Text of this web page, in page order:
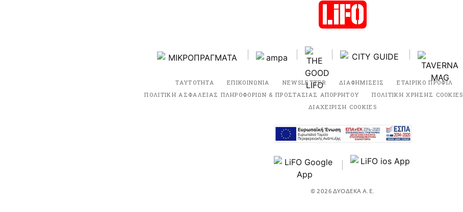
ΤΑΥΤΟΤΗΤΑ ΕΠΙΚΟΙΝΩΝΙΑ NEWSLETTER ΔΙΑΦΗΜΙΣΕΙΣ ΕΤΑΙΡΙΚΟ ΠΡΟΦΙΛ
ΠΟΛΙΤΙΚΗ ΑΣΦΑΛΕΙΑΣ ΠΛΗΡΟΦΟΡΙΩΝ & ΠΡΟΣΤΑΣΙΑΣ ΑΠΟΡΡΗΤΟΥ
ΠΟΛΙΤΙΚΗ ΧΡΗΣΗΣ COOKIES
ΔΙΑΧΕΙΡΙΣΗ COOKIES
© 2026 ΔΥΟΔΕΚΑ Α.Ε.